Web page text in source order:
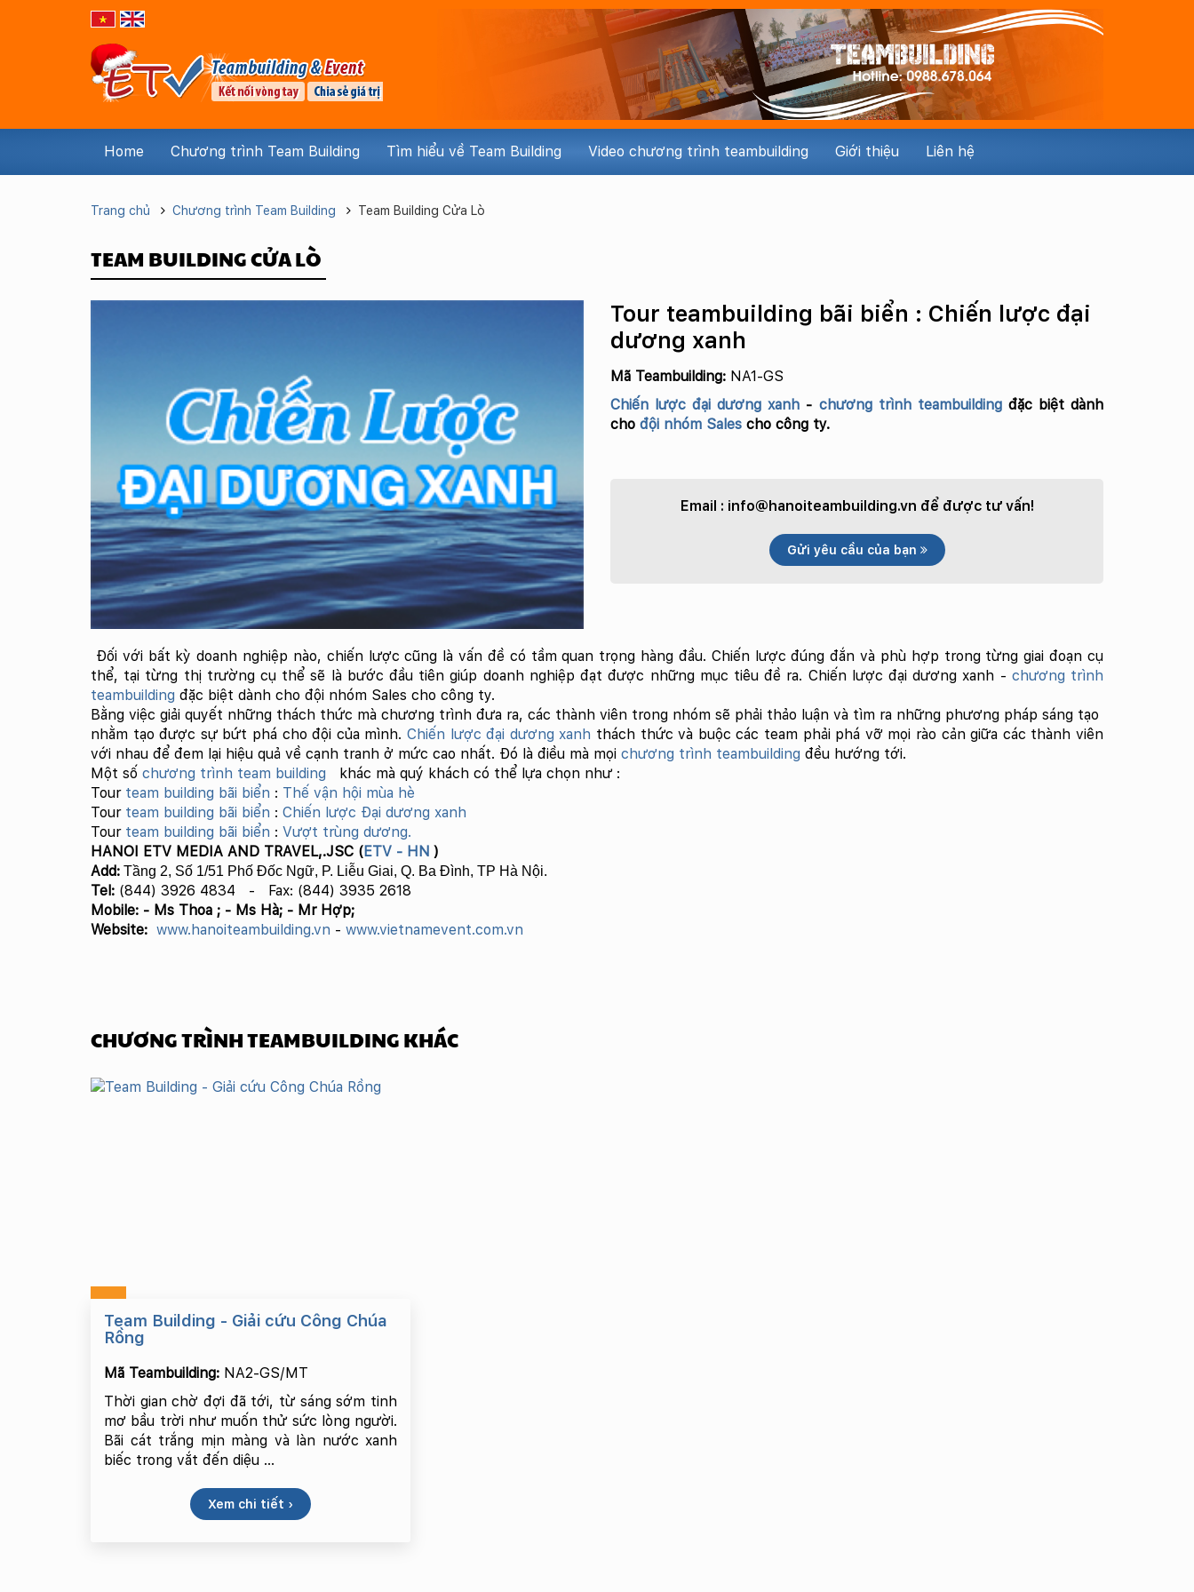
Home Chương trình Team Building Tìm hiểu về Team Building Video chương trình teambuilding Giới thiệu Liên hệ
Trang chủ Chương trình Team Building Team Building Cửa Lò
TEAM BUILDING CỬA LÒ
Tour teambuilding bãi biển : Chiến lược đại
dương xanh
Mã Teambuilding: NA1-GS
Chiến lược đại dương xanh - chương trình teambuildingđặc biệt dành
cho đội nhóm Sales cho công ty.
Email : info@hanoiteambuilding.vn để được tư vấn!
Gửi yêu cầu của bạn
Đối với bất kỳ doanh nghiệp nào, chiến lược cũng là vấn đề có tầm quan trọng hàng đầu. Chiến lược đúng đắn và phù hợp trong từng giai đoạn cụ
thể, tại từng thị trường cụ thể sẽ là bước đầu tiên giúp doanh nghiệp đạt được những mục tiêu đề ra. Chiến lược đại dương xanh - chương trình
teambuilding đặc biệt dành cho đội nhóm Sales cho công ty.
Bằng việc giải quyết những thách thức mà chương trình đưa ra, các thành viên trong nhóm sẽ phải thảo luận và tìm ra những phương pháp sáng tạo
nhằm tạo được sự bứt phá cho đội của mình. Chiến lược đại dương xanh thách thức và buộc các team phải phá vỡ mọi rào cản giữa các thành viên
với nhau để đem lại hiệu quả về cạnh tranh ở mức cao nhất. Đó là điều mà mọi chương trình teambuilding đều hướng tới.
Một số chương trình team building
khác mà quý khách có thể lựa chọn như :
Tour team building bãi biển : Thế vận hội mùa hè
Tour team building bãi biển : Chiến lược Đại dương xanh
Tour team building bãi biển : Vượt trùng dương.
HANOI ETV MEDIA AND TRAVEL,.JSC (ETV - HN )
Add: Tầng 2, Số 1/51 Phố Đốc Ngữ, P. Liễu Giai, Q. Ba Đình, TP Hà Nội.
Tel: (844) 3926 4834 -
Fax: (844) 3935 2618
Mobile: - Ms Thoa ; - Ms Hà; - Mr Hợp;
Website: www.hanoiteambuilding.vn - www.vietnamevent.com.vn
CHƯƠNG TRÌNH TEAMBUILDING KHÁC
Team Building - Giải cứu Công Chúa
Rồng
Mã Teambuilding: NA2-GS/MT
Thời gian chờ đợi đã tới, từ sáng sớm tinh
mơ bầu trời như muốn thử sức lòng người.
Bãi cát trắng mịn màng và làn nước xanh
biếc trong vắt đến diệu ...
Xem chi tiết ›